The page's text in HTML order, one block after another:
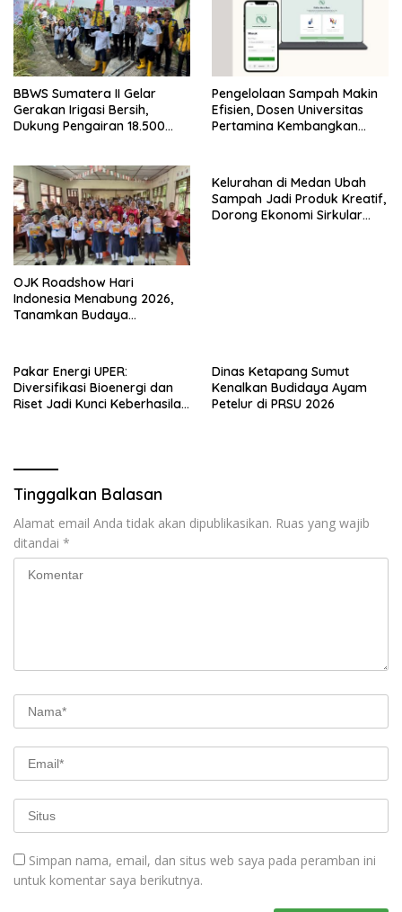
BBWS Sumatera II Gelar
Gerakan Irigasi Bersih,
Dukung Pengairan 18.500
Pengelolaan Sampah Makin
Efisien, Dosen Universitas
Pertamina Kembangkan
OJK Roadshow Hari
Indonesia Menabung 2026,
Tanamkan Budaya
Kelurahan di Medan Ubah
Sampah Jadi Produk Kreatif,
Dorong Ekonomi Sirkular
Pakar Energi UPER:
Diversifikasi Bioenergi dan
Riset Jadi Kunci Keberhasilan
Dinas Ketapang Sumut
Kenalkan Budidaya Ayam
Petelur di PRSU 2026
Tinggalkan Balasan
Alamat email Anda tidak akan dipublikasikan. Ruas yang wajib
ditandai *
Simpan nama, email, dan situs web saya pada peramban ini
untuk komentar saya berikutnya.